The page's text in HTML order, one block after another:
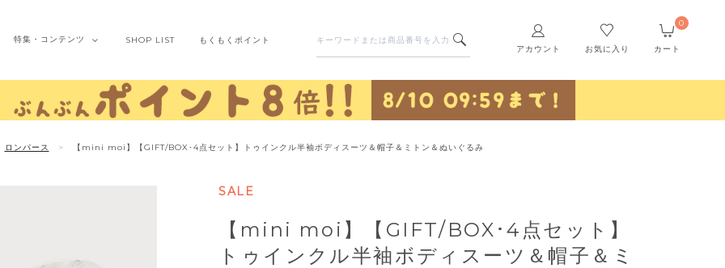
アカウント お気に入り カート
0
特集・ コンテンツ SHOP LIST もくもくポイント
ロンパース 【mini moi】【GIFT/BOX･4点セット】トゥインクル半袖ボディスーツ＆帽子＆ミトン＆ぬいぐるみ
SALE
【mini moi】【GIFT/BOX･4点セット】
トゥインクル半袖ボディスーツ＆帽子＆ミ